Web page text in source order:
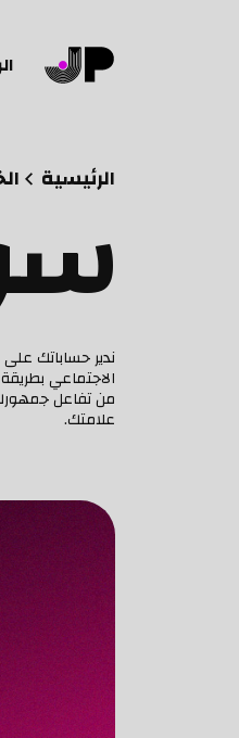
الرئيسية
ندير حساباتك
الاجتماعي
من تفاعل
علامتك.